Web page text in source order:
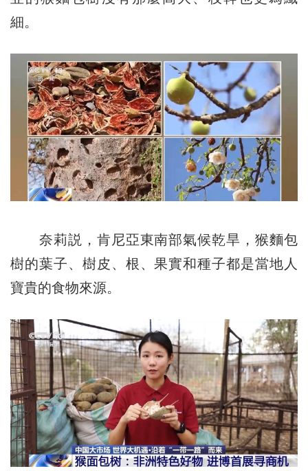
細。
奈莉説，肯尼亞東南部氣候乾旱，猴麵包
樹的葉子、樹皮、根、果實和種子都是當地人
寶貴的食物來源。